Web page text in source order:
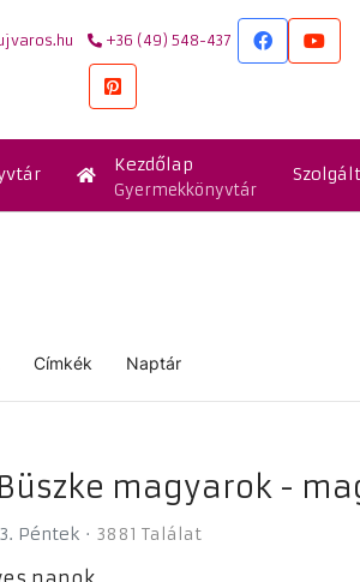
+36 (49) 548-437
Kezdőlap
Gyermekkönyvtár
Címkék Naptár
Büszke magyarok -
Péntek 3881 Találat